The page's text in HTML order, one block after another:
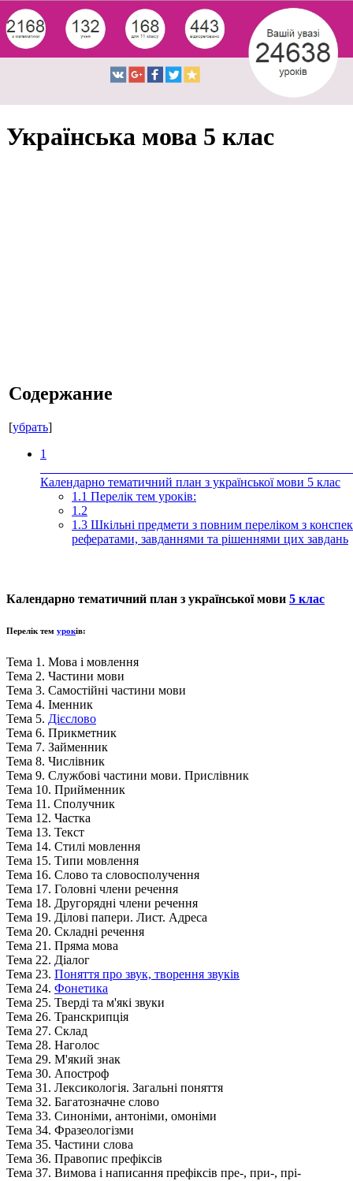
Українська мова 5 клас
Содержание
[убрать]
1
Календарно тематичний план з української мови 5 клас
1.1 Перелік тем уроків:
1.2
1.3 Шкільні предмети з повним переліком з
рефератами, завданнями та рішеннями цих завдань
Календарно тематичний план з української мови 5 клас
Перелік тем уроків:
Тема 1. Мова і мовлення
Тема 2. Частини мови
Тема 3. Самостійні частини мови
Тема 4. Іменник
Тема 5. Дієслово
Тема 6. Прикметник
Тема 7. Займенник
Тема 8. Числівник
Тема 9. Службові частини мови. Прислівник
Тема 10. Прийменник
Тема 11. Сполучник
Тема 12. Частка
Тема 13. Текст
Тема 14. Стилі мовлення
Тема 15. Типи мовлення
Тема 16. Слово та словосполучення
Тема 17. Головні члени речення
Тема 18. Другорядні члени речення
Тема 19. Ділові папери. Лист. Адреса
Тема 20. Складні речення
Тема 21. Пряма мова
Тема 22. Діалог
Тема 23. Поняття про звук, творення звуків
Тема 24. Фонетика
Тема 25. Тверді та м'які звуки
Тема 26. Транскрипція
Тема 27. Склад
Тема 28. Наголос
Тема 29. М'який знак
Тема 30. Апостроф
Тема 31. Лексикологія. Загальні поняття
Тема 32. Багатозначне слово
Тема 33. Синоніми, антоніми, омоніми
Тема 34. Фразеологізми
Тема 35. Частини слова
Тема 36. Правопис префіксів
Тема 37. Вимова і написання префіксів пре-, при-, прі-